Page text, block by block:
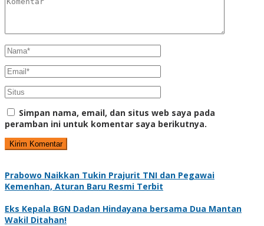
Simpan nama, email, dan situs web saya pada
peramban ini untuk komentar saya berikutnya.
Prabowo Naikkan Tukin Prajurit TNI dan Pegawai
Kemenhan, Aturan Baru Resmi Terbit
Eks Kepala BGN Dadan Hindayana bersama Dua Mantan
Wakil Ditahan!